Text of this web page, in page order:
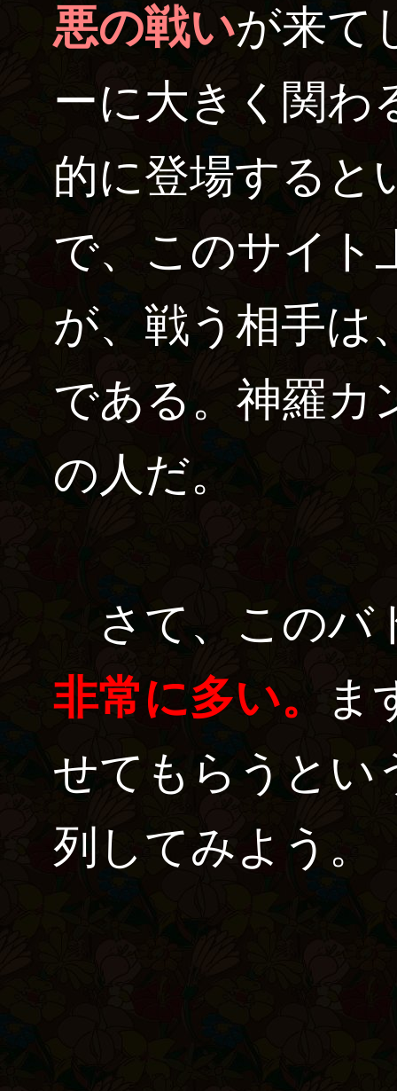
悪の戦いが来て
ーに大きく関わ
的に登場すると
で、このサイト
が、戦う相手は
である。神羅カ
の人だ。
さて、このバ
非常に多い。
ま
せてもらうとい
列してみよう。